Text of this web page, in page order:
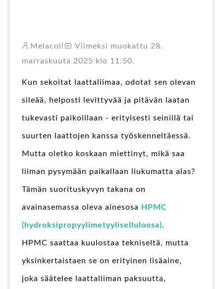
Melacoll
Viimeksi muokattu 28.
marraskuuta 2025 klo 11:50.
Kun sekoitat laattaliimaa, odotat sen olevan
sileää, helposti levittyvää ja pitävän laatan
tukevasti paikoillaan - erityisesti seinillä tai
suurten laattojen kanssa työskenneltäessä.
Mutta oletko koskaan miettinyt, mikä saa
liiman pysymään paikallaan liukumatta alas?
Tämän suorituskyvyn takana on
avainasemassa oleva ainesosa HPMC
(hydroksipropyylimetyyliselluloosa).
HPMC saattaa kuulostaa tekniseltä, mutta
yksinkertaistaen se on erityinen lisäaine,
joka säätelee laattaliiman paksuutta,